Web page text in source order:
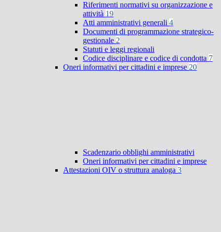
Riferimenti normativi su organizzazione e
attività 19
Atti amministrativi generali 4
Documenti di programmazione strategico-
gestionale 2
Statuti e leggi regionali
Codice disciplinare e codice di condotta 7
Oneri informativi per cittadini e imprese 20
Scadenzario obblighi amministrativi
Oneri informativi per cittadini e imprese
Attestazioni OIV o struttura analoga 3